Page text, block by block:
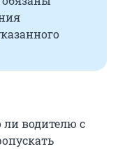
ли водителю с